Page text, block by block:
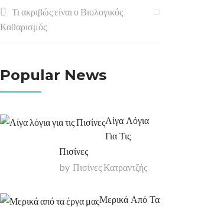
Τι ακριβώς είναι ο Βιολογικός
Καθαρισμός
Popular News
Λίγα Λόγια
Για Τις
Πισίνες
by Πισίνες Κατραντζής
Μερικά Από Τα